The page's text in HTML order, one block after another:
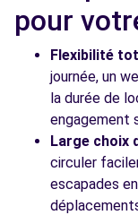
Free2Move
CHATILLON,
Voir l'agence
pour
Flexibilité
journée, un
la durée de
engagement
Large choix
circuler
escapades